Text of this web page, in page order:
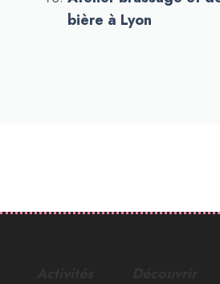
bière à Lyon